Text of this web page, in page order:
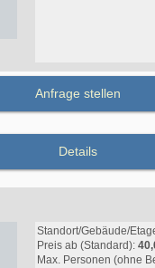
Anfrage stellen
Details
Standort/Gebäude/
Preis ab (Standard):
Max. Personen (ohne